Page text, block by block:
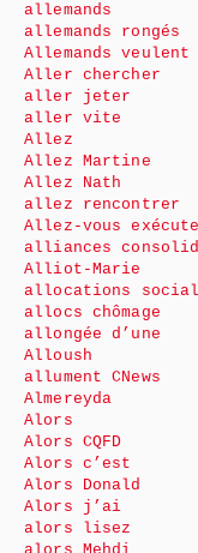
allemands
allemands rongés
Allemands veulent
Aller chercher
aller jeter
aller vite
Allez
Allez Martine
Allez Nath
allez rencontrer
Allez-vous
alliances
Alliot-Marie
allocations
allocs chômage
allongée d’une
Alloush
allument CNews
Almereyda
Alors
Alors CQFD
Alors c’est
Alors Donald
Alors j’ai
alors lisez